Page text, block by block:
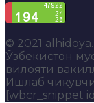
© 2021
Ўзбекистон
вилояти
Ишлаб
[wbcr_snippet